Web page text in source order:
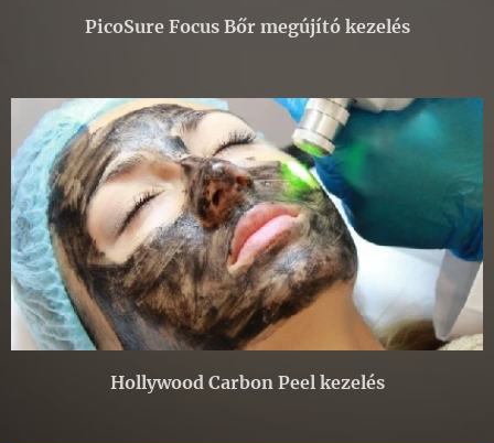
PicoSure Focus Bőr megújító kezelés
Hollywood Carbon Peel kezelés